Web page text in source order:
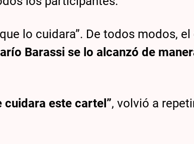
lo cuidara”. De todos modos, el
Barassi se lo alcanzó de
cuidara este cartel”, volvió a